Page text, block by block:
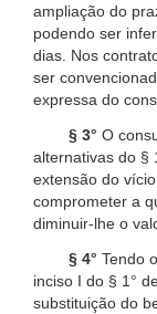
ampliação do
podendo ser
dias. Nos
ser
expressa do
§ 3° O
alternativas do §
extensão do
comprometer a
diminuir-lhe o
§ 4° Tendo
inciso I do § 1°
substituição do